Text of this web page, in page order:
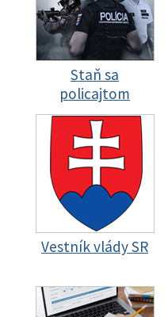
Staň sa
policajtom
Vestník vlády SR